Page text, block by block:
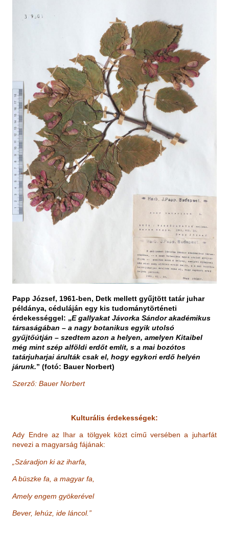
Papp József, 1961-ben, Detk mellett gyűjtött tatár juhar
példánya, céduláján egy kis tudománytörténeti
érdekességgel: „E gallyakat Jávorka Sándor akadémikus
társaságában – a nagy botanikus egyik utolsó
gyűjtőútján – szedtem azon a helyen, amelyen Kitaibel
még mint szép alföldi erdőt említ, s a mai bozótos
tatárjuharjai árulták csak el, hogy egykori erdő helyén
járunk.” (fotó: Bauer Norbert)
Szerző: Bauer Norbert
Kulturális érdekességek:
Ady Endre az Ihar a tölgyek közt című versében a juharfát
nevezi a magyarság fájának:
„Száradjon ki az iharfa,
A büszke fa, a magyar fa,
Amely engem gyökerével
Bever, lehúz, ide láncol.”